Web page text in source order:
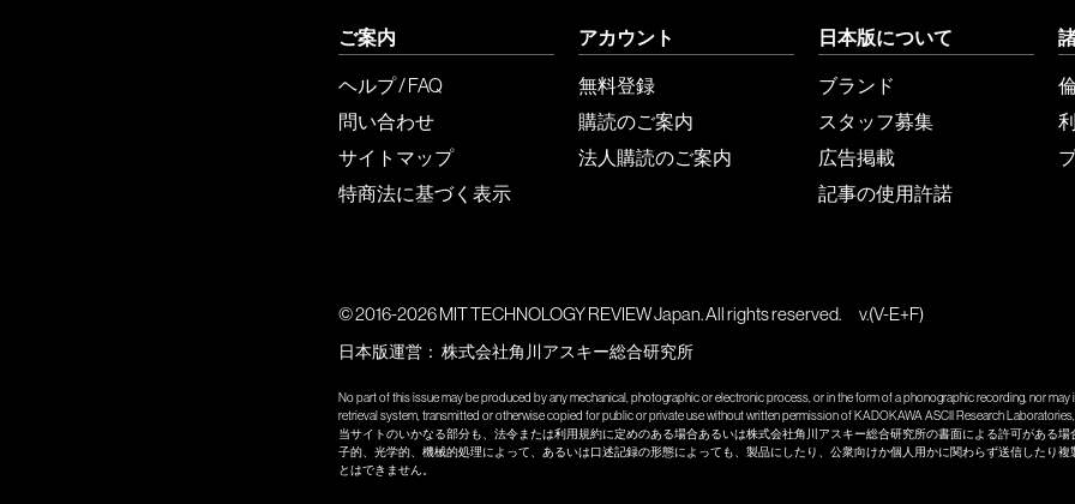
ご案内
ヘルプ / FAQ
問い合わせ
サイトマップ
特商法に基づく表示
アカウント
無料登録
購読のご案内
法人購読のご案内
日本版について
ブランド
スタッフ募集
広告掲載
記事の使用許諾
© 2016-2026 MIT TECHNOLOGY REVIEW Japan. All rights reserved. v.(V-E+F)
日本版運営： 株式会社角川アスキー総合研究所
No part of this issue may be produced by any mechanical, photographic or electronic process, or in the form of a phonographic recording, nor may
retrieval system, transmitted or otherwise copied for public or private use without written permission of KADOKAWA ASCII Research Laboratories,
当サイトのいかなる部分も、法令または利用規約に定めのある場合あるいは株式会社角川アスキー総合研究所の書面による許可がある場
子的、光学的、機械的処理によって、あるいは口述記録の形態によっても、製品にしたり、公衆向けか個人用かに関わらず送信したり複
とはできません。